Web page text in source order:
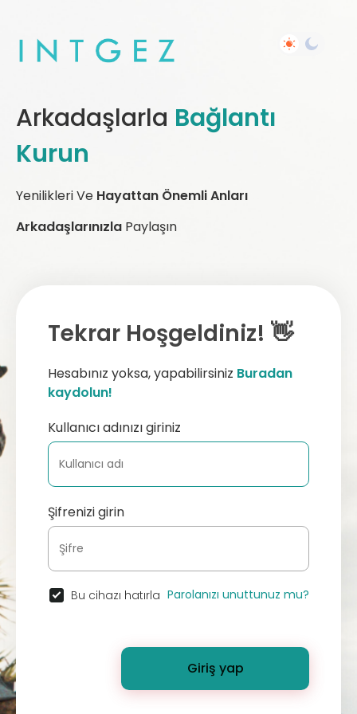
Arkadaşlarla Bağlantı
Kurun
Yenilikleri Ve Hayattan Önemli Anları
Arkadaşlarınızla Paylaşın
Tekrar Hoşgeldiniz! 👋
Hesabınız yoksa, yapabilirsiniz Buradan
kaydolun!
Kullanıcı adınızı giriniz
Şifrenizi girin
Bu cihazı hatırla Parolanızı unuttunuz mu?
Giriş yap